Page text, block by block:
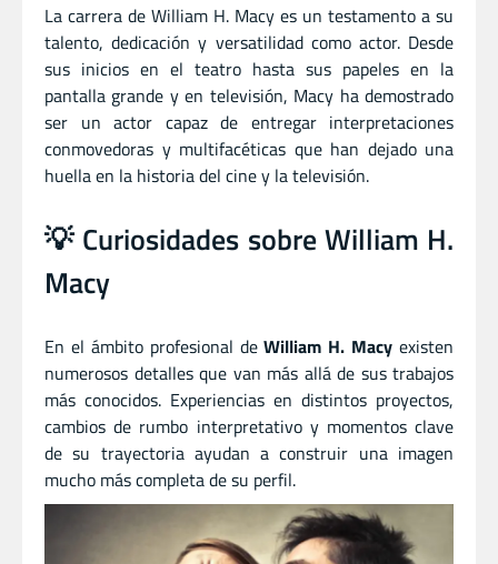
La carrera de William H. Macy es un testamento a su
talento, dedicación y versatilidad como actor. Desde
sus inicios en el teatro hasta sus papeles en la
pantalla grande y en televisión, Macy ha demostrado
ser un actor capaz de entregar interpretaciones
conmovedoras y multifacéticas que han dejado una
huella en la historia del cine y la televisión.
💡 Curiosidades sobre William H.
Macy
En el ámbito profesional deWilliam H. Macy existen
numerosos detalles que van más allá de sus trabajos
más conocidos. Experiencias en distintos proyectos,
cambios de rumbo interpretativo y momentos clave
de su trayectoria ayudan a construir una imagen
mucho más completa de su perfil.